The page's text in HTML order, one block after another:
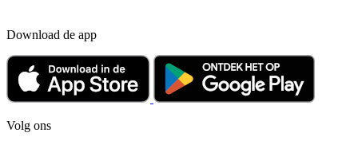
Download de app
Volg ons